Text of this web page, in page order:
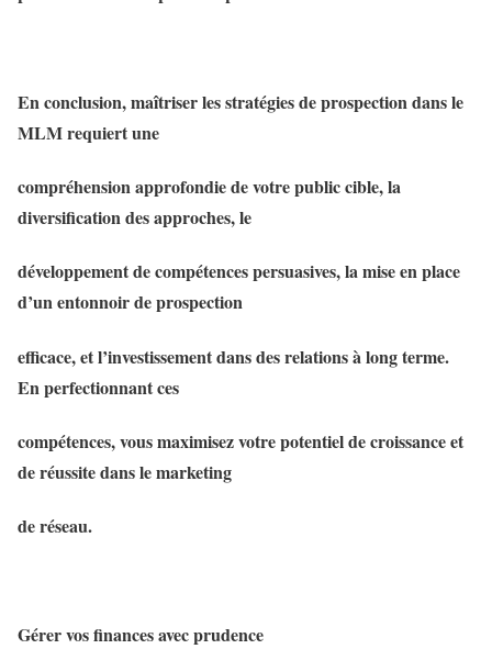
En conclusion, maîtriser les stratégies de prospection dans le
MLM requiert une
compréhension approfondie de votre public cible, la
diversification des approches, le
développement de compétences persuasives, la mise en place
d’un entonnoir de prospection
efficace, et l’investissement dans des relations à long terme.
En perfectionnant ces
compétences, vous maximisez votre potentiel de croissance et
de réussite dans le marketing
de réseau.
Gérer vos finances avec prudence